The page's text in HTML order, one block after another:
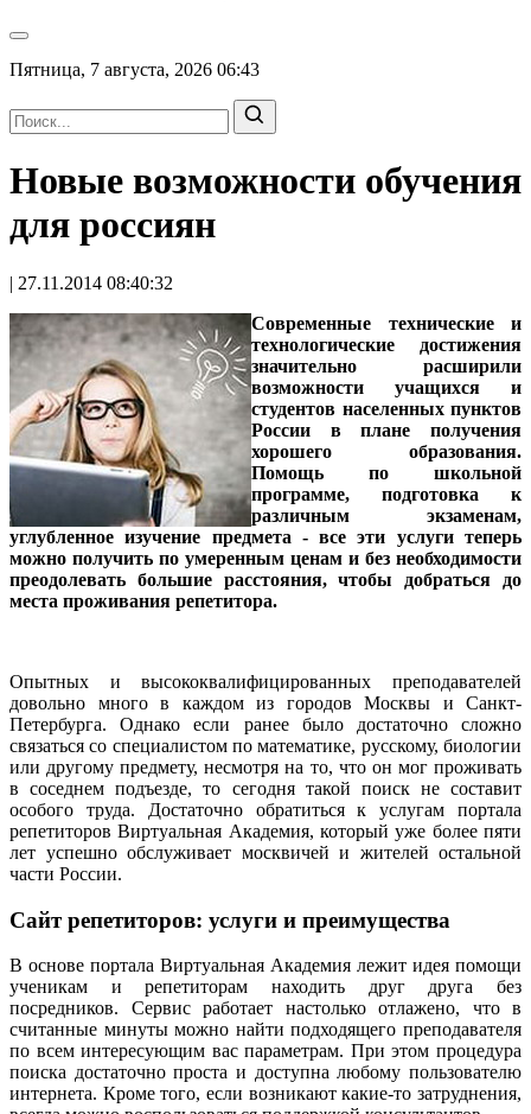
Пятница, 7 августа, 2026 06:43
Новые возможности обучения
для россиян
| 27.11.2014 08:40:32
Современные технические и
технологические достижения
значительно расширили
возможности учащихся и
студентов населенных пунктов
России в плане получения
хорошего образования.
Помощь по школьной
программе, подготовка к
различным экзаменам,
углубленное изучение предмета - все эти услуги теперь
можно получить по умеренным ценам и без необходимости
преодолевать большие расстояния, чтобы добраться до
места проживания репетитора.
Опытных и высококвалифицированных преподавателей
довольно много в каждом из городов Москвы и Санкт-
Петербурга. Однако если ранее было достаточно сложно
связаться со специалистом по математике, русскому, биологии
или другому предмету, несмотря на то, что он мог проживать
в соседнем подъезде, то сегодня такой поиск не составит
особого труда. Достаточно обратиться к услугам портала
репетиторов Виртуальная Академия, который уже более пяти
лет успешно обслуживает москвичей и жителей остальной
части России.
Сайт репетиторов: услуги и преимущества
В основе портала Виртуальная Академия лежит идея помощи
ученикам и репетиторам находить друг друга без
посредников. Сервис работает настолько отлажено, что в
считанные минуты можно найти подходящего преподавателя
по всем интересующим вас параметрам. При этом процедура
поиска достаточно проста и доступна любому пользователю
интернета. Кроме того, если возникают какие-то затруднения,